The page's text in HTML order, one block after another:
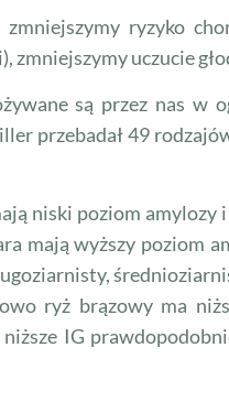
ryzyko
zmniejszymy uczucie
są przez nas w
przebadał 49
niski poziom amylozy
mają wyższy poziom
ryż brązowy ma
IG